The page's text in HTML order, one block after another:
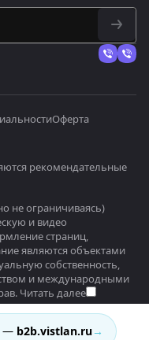
Оферта
рекомендательные
не ограничиваясь)
и видео
страниц,
являются объектами
собственность,
и международными
Читать далее
— b2b.vistlan.ru→